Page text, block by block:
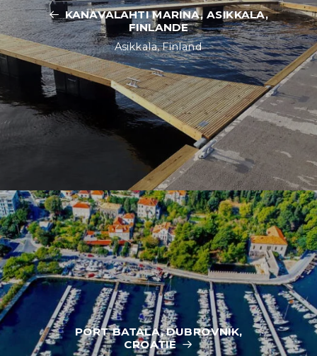
KANAVALAHTI MARINA, ASIKKALA,
FINLANDE
Asikkala, Finland
PORT BATALA, DUBROVNIK,
CROATIE